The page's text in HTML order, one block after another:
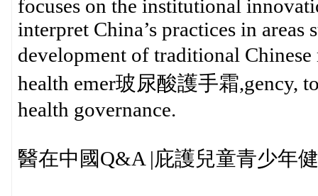
focuses on the institutional
interpret China’s practices in
development of traditional
health emer玻尿酸護手霜,gency,
health governance.
醫在中國Q&A |庇護兒童青少年